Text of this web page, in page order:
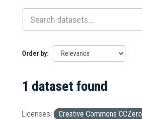
Order by
1 dataset found
Licenses:
Creative Commons CCZero